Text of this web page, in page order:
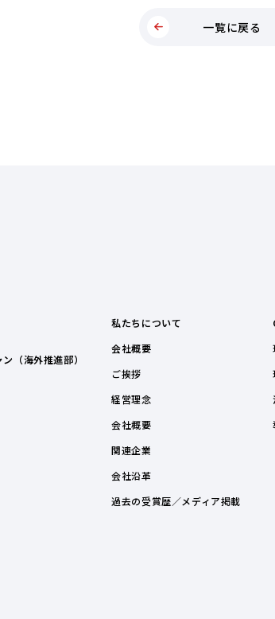
一覧に戻る
（海外推進部）
私たちについて
会社概要
ご挨拶
経営理念
会社概要
関連企業
会社沿革
過去の受賞歴／メディア掲載